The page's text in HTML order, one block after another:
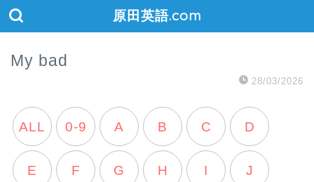
原田英語.com
My bad
28/03/2026
ALL 0-9 A B C D
E F G H I J